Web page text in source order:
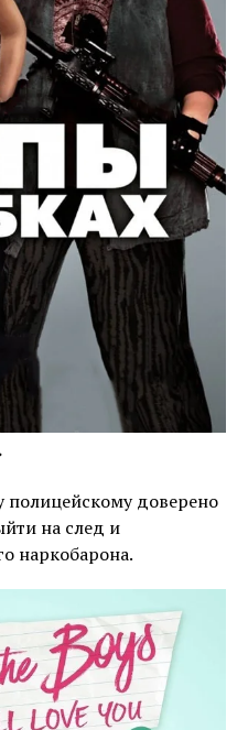
полицейскому доверено
на след и
наркобарона.